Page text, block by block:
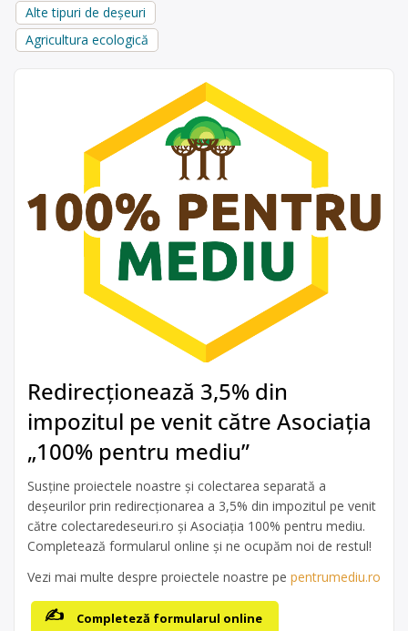
Alte tipuri de deșeuri
Agricultura ecologică
Redirecționează 3,5% din
impozitul pe venit către Asociația
„100% pentru mediu”
Susține proiectele noastre și colectarea separată a
deșeurilor prin redirecționarea a 3,5% din impozitul pe venit
către colectaredeseuri.ro și Asociația 100% pentru mediu.
Completează formularul online și ne ocupăm noi de restul!
Vezi mai multe despre proiectele noastre pe pentrumediu.ro
Completeză formularul online